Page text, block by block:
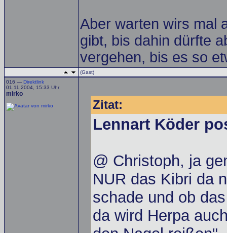
Aber warten wirs mal
gibt, bis dahin dürfte
vergehen, bis es so
(Gast)
016 — Direktlink
01.11.2004, 15:33 Uhr
mirko
Zitat:
Lennart Köder
@ Christoph, ja
NUR das Kibri da
schade und ob
da wird Herpa